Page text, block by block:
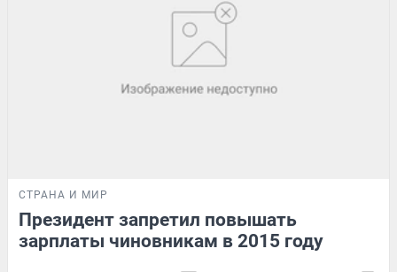
СТРАНА И МИР
Президент запретил повышать
зарплаты чиновникам в 2015 году